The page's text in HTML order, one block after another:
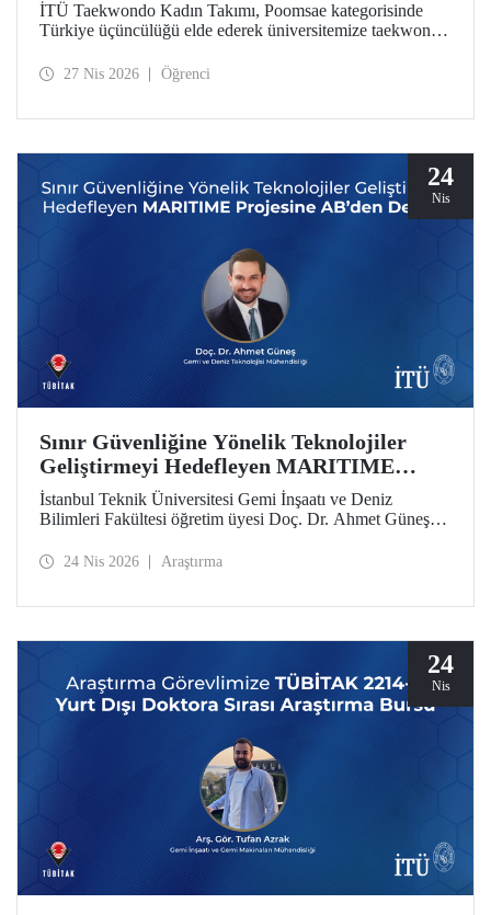
İTÜ Taekwondo Kadın Takımı, Poomsae kategorisinde
Türkiye üçüncülüğü elde ederek üniversitemize taekwondo
27 Nis 2026 Öğrenci
24
Nis
Sınır Güvenliğine Yönelik Teknolojiler
Geliştirmeyi Hedefleyen MARITIME
Projesine AB’den Destek
İstanbul Teknik Üniversitesi Gemi İnşaatı ve Deniz
Bilimleri Fakültesi öğretim üyesi Doç. Dr. Ahmet Güneş’in
Avrupa Programı kapsamında destek almaya hak kazandı.
24 Nis 2026 Araştırma
24
Nis